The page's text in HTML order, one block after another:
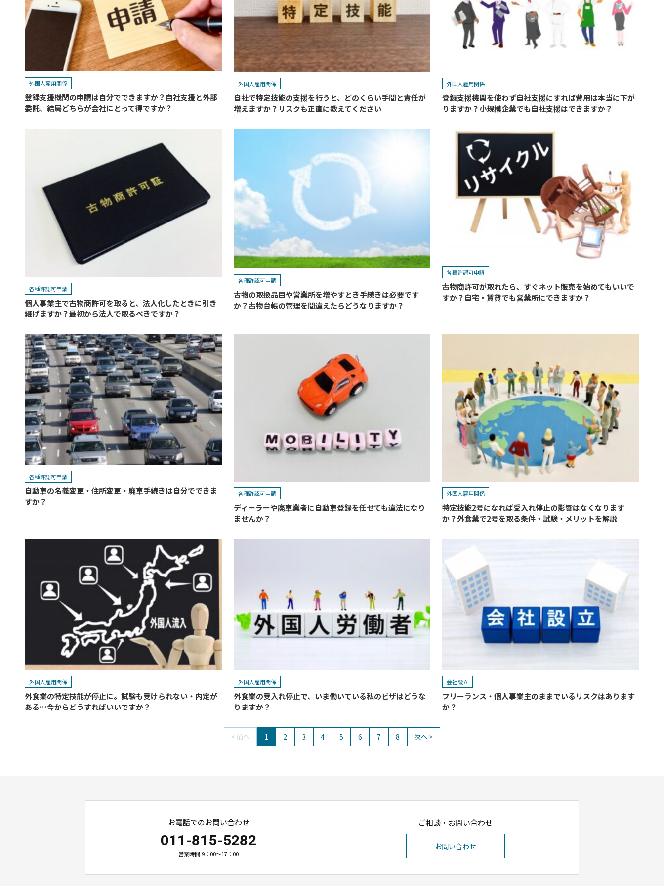
外国人雇用関係
登録支援機関の申請は自分でできますか？自社支援と外部
委託、結局どちらが会社にとって得ですか？
外国人雇用関係
自社で特定技能の支援を行うと、どのくらい手間と責任が
増えますか？リスクも正直に教えてください
外国人雇用関係
登録支援機関を使わず自社支援にすれば費用は本当に下が
りますか？小規模企業でも自社支援はできますか？
各種許認可申請
個人事業主で古物商許可を取ると、法人化したときに引き
継げますか？最初から法人で取るべきですか？
各種許認可申請
古物の取扱品目や営業所を増やすとき手続きは必要です
か？古物台帳の管理を間違えたらどうなりますか？
各種許認可申請
古物商許可が取れたら、すぐネット販売を始めてもいいで
すか？自宅・賃貸でも営業所にできますか？
各種許認可申請
自動車の名義変更・住所変更・廃車手続きは自分でできま
すか？
各種許認可申請
ディーラーや廃車業者に自動車登録を任せても違法になり
ませんか？
外国人雇用関係
特定技能2号になれば受入れ停止の影響はなくなります
か？外食業で2号を取る条件・試験・メリットを解説
外国人雇用関係
外食業の特定技能が停止に。試験も受けられない・内定が
ある…今からどうすればいいですか？
外国人雇用関係
外食業の受入れ停止で、いま働いている私のビザはどうな
りますか？
会社設立
フリーランス・個人事業主のままでいるリスクはあります
か？
< 前へ 1 2 3 4 5 6 7 8 次へ >
お電話でのお問い合わせ
011-815-5282
営業時間 9：00～17：00
ご相談・お問い合わせ
お問い合わせ